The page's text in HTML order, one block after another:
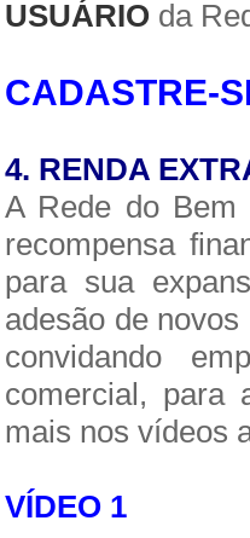
USUÁRIO da
CADASTRE-
4. RENDA
A Rede do
recompensa
para sua
adesão de
convidando
comercial, para
mais nos vídeos
VÍDEO 1